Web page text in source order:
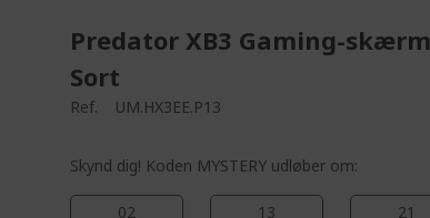
Predator XB3 Gaming-
Sort
Ref. UM.HX3EE.P13
Skynd dig! Koden MYSTERY udløber om:
02 13 21